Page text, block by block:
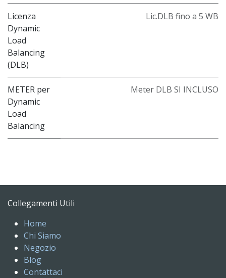
Licenza
Dynamic
Load
Balancing
(DLB)
Lic.DLB fino a 5 WB
METER per
Dynamic
Load
Balancing
Meter DLB SI INCLUSO
Collegamenti Utili
Home
Chi Siamo
Negozio
Blog
Contattaci